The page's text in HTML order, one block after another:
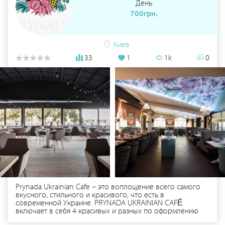
організовує різноманітні шоу-програми, займається
організацією відпочинку на природі. На банкетах у
"Пайташ" звучить жива музика. Ваше свято в ресторанно-
розміщення в готелі чи романтичне бунгало над озером.
Територія комплексу знаходиться в оточенні соснового
лісу та мальовничих озер – це справжній райський
куточок з незабутніми природними пейзажами, всього 17
км від Львова. ПАЙТАШ — це комплекс з розвиненою
інфраструктурою та унікальним зеленим ландшафтом Для
детальної інформації перейдіть за посиланням на
офіційний сайт https://www.paytash.com.ua/ або
зв'яжіться з нами по тел. +38 (067) 856-51-01 або +38
(066) 227-29-57
День
700грн.
Киев
33
1 1k 0
Prynada Ukrainian Cafe – это воплощение всего самого
вкусного, стильного и красивого, что есть в
современной Украине. PRYNADA UKRAINIAN CAFÉ
включает в себя 4 красивых и разных по оформлению